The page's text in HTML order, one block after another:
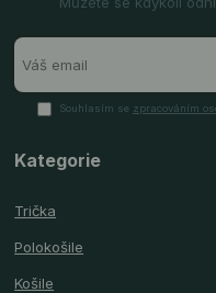
Souhlasím se zpracováním
Kategorie
Trička
Polokošile
Košile